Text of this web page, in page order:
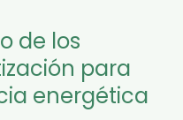
de los
para
energética